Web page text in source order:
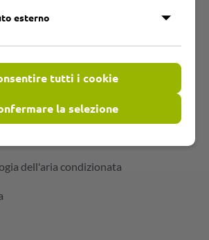
all'abrasione
dell'aria condizionata
esterno
tutti i cookie
la selezione